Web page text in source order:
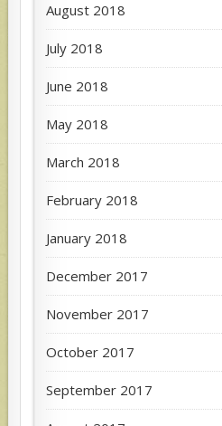
August 2018
July 2018
June 2018
May 2018
March 2018
February 2018
January 2018
December 2017
November 2017
October 2017
September 2017